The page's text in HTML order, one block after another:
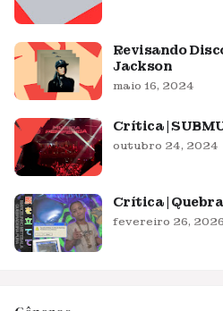
Revisando
Jackson
maio 16, 2024
Crítica |
outubro 24, 2024
Crítica |
fevereiro 26, 2026